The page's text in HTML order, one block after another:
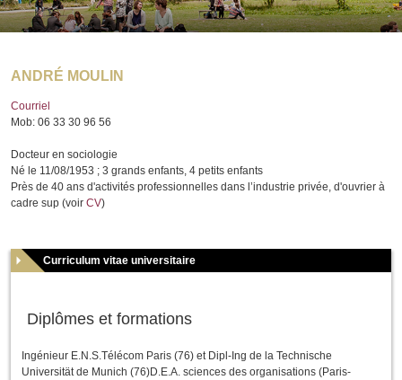
ANDRÉ MOULIN
Courriel
Mob: 06 33 30 96 56
Docteur en sociologie
Né le 11/08/1953 ; 3 grands enfants, 4 petits enfants
Près de 40 ans d'activités professionnelles dans l’industrie privée, d'ouvrier à
cadre sup (voir CV)
Curriculum vitae universitaire
Diplômes et formations
Ingénieur E.N.S.Télécom Paris (76) et Dipl-Ing de la Technische
Universität de Munich (76)D.E.A. sciences des organisations (Paris-